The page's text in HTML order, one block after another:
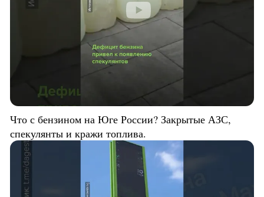
Что с бензином на Юге России? Закрытые АЗС,
спекулянты и кражи топлива.